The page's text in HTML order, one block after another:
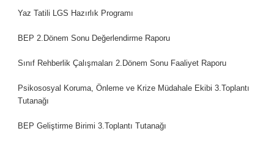
Yaz Tatili LGS Hazırlık Programı
BEP 2.Dönem Sonu Değerlendirme Raporu
Sınıf Rehberlik Çalışmaları 2.Dönem Sonu Faaliyet Raporu
Psikososyal Koruma, Önleme ve Krize Müdahale Ekibi 3.Toplantı
Tutanağı
BEP Geliştirme Birimi 3.Toplantı Tutanağı